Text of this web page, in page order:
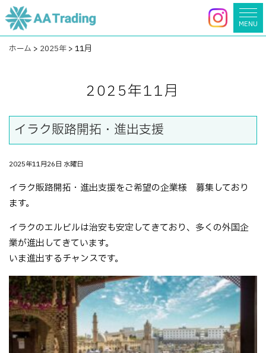
MENU
ホーム > 2025年 > 11月
2025年11月
イラク販路開拓・進出支援
2025年11月26日 水曜日
イラク販路開拓・進出支援をご希望の企業様 募集しており
ます。
イラクのエルビルは治安も安定してきており、多くの外国企
業が進出してきています。
いま進出するチャンスです。